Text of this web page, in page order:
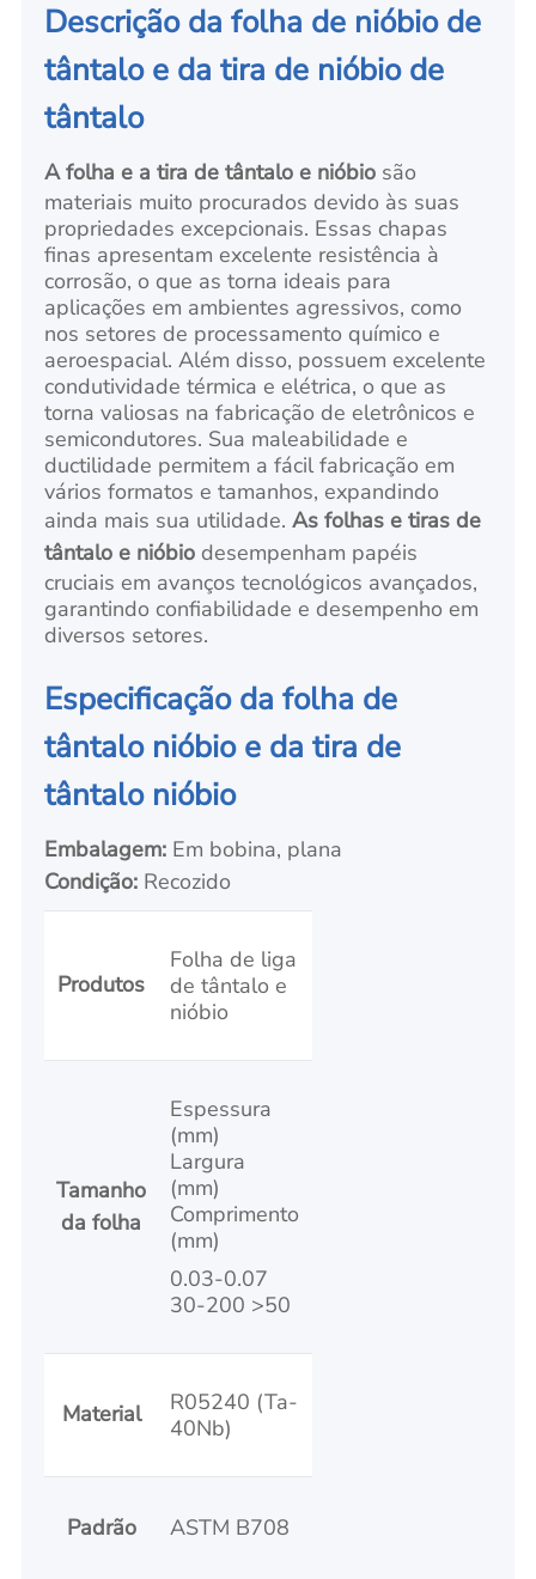
Descrição da folha de nióbio de
tântalo e da tira de nióbio de
tântalo
A folha e a tira de tântalo e nióbio são
materiais muito procurados devido às suas
propriedades excepcionais. Essas chapas
finas apresentam excelente resistência à
corrosão, o que as torna ideais para
aplicações em ambientes agressivos, como
nos setores de processamento químico e
aeroespacial. Além disso, possuem excelente
condutividade térmica e elétrica, o que as
torna valiosas na fabricação de eletrônicos e
semicondutores. Sua maleabilidade e
ductilidade permitem a fácil fabricação em
vários formatos e tamanhos, expandindo
ainda mais sua utilidade.As folhas e tiras de
tântalo e nióbio desempenham papéis
cruciais em avanços tecnológicos avançados,
garantindo confiabilidade e desempenho em
diversos setores.
Especificação da folha de
tântalo nióbio e da tira de
tântalo nióbio
Embalagem: Em bobina, plana
Condição: Recozido
Produtos
Folha de liga
de tântalo e
nióbio
Tamanho
da folha
Espessura
(mm)
Largura
(mm)
Comprimento
(mm)
0.03-0.07
30-200 >50
Material
R05240 (Ta-
40Nb)
Padrão ASTM B708